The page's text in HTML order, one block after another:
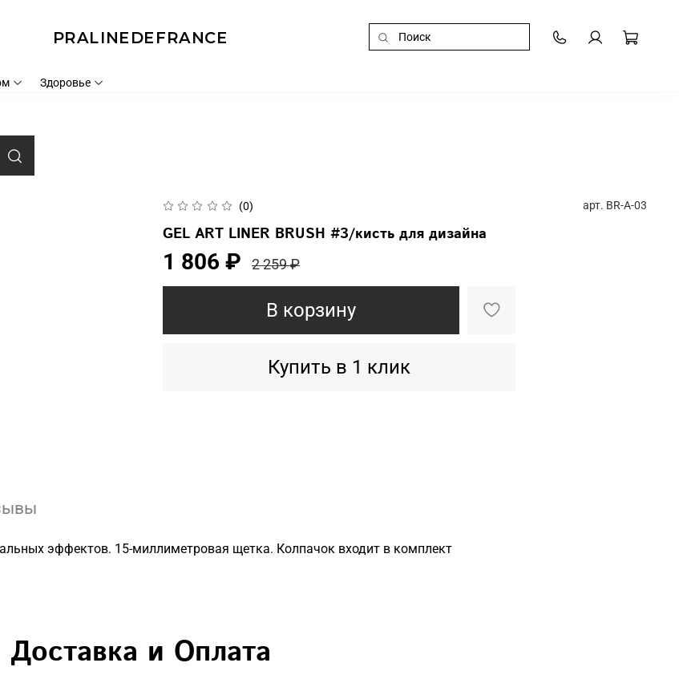
PRALINEDEFRANCE
Здоровье
(0) арт. BR-A-03
GEL ART LINER BRUSH #3/кисть для дизайна
1 806 ₽ 2 259 ₽
В корзину
Купить в 1 клик
эффектов. 15-миллиметровая щетка. Колпачок входит в комплект
Доставка и Оплата